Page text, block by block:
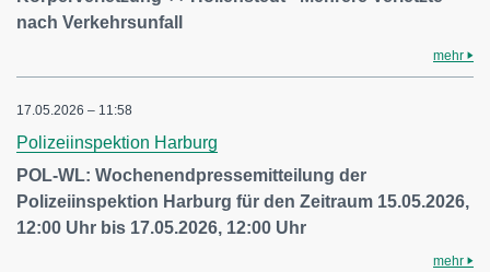
nach Verkehrsunfall
mehr
17.05.2026 – 11:58
Polizeiinspektion Harburg
POL-WL: Wochenendpressemitteilung der
Polizeiinspektion Harburg für den Zeitraum 15.05.2026,
12:00 Uhr bis 17.05.2026, 12:00 Uhr
mehr